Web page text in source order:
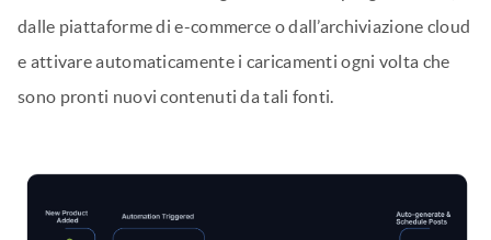
dalle piattaforme di e-commerce o dall’archiviazione cloud
e attivare automaticamente i caricamenti ogni volta che
sono pronti nuovi contenuti da tali fonti.